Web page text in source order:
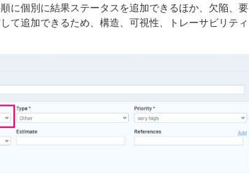
に個別に結果ステータスを追加できるほか、欠陥、要
て追加できるため、構造、可視性、トレーサビリティ